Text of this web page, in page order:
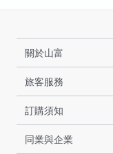
關於山富
旅客服務
訂購須知
同業與企業